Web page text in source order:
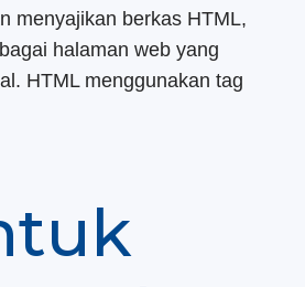
menyajikan berkas HTML,
halaman web yang
HTML menggunakan tag